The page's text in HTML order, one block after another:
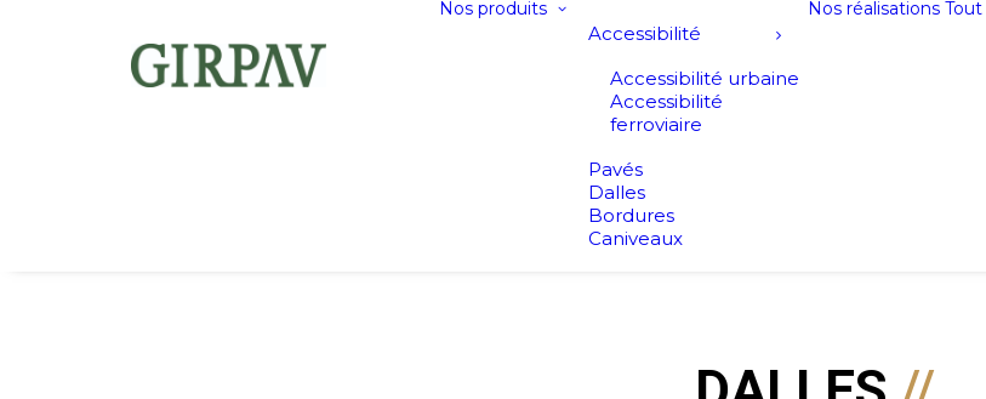
Nos produits
Accessibilité
Accessibilité urbaine
Accessibilité
ferroviaire
Pavés
Dalles
Bordures
Caniveaux
Nos réalisations